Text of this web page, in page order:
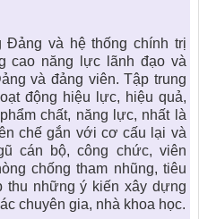
Đảng và hệ thống chính trị
cao năng lực lãnh đạo và
và đảng viên. Tập trung
động hiệu lực, hiệu quả,
chất, năng lực, nhất là
chế gắn với cơ cấu lại và
cán bộ, công chức, viên
chống tham nhũng, tiêu
thu những ý kiến xây dựng
chuyên gia, nhà khoa học.